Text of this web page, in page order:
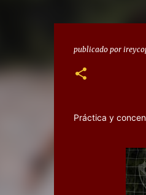
publicado por
Práctica y